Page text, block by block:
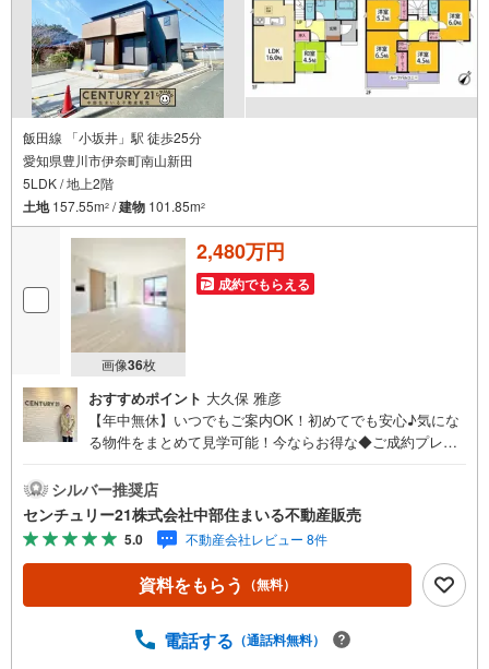
飯田線 「小坂井」駅 徒歩25分
愛知県豊川市伊奈町南山新田
5LDK / 地上2階
土地157.55m2 /建物 101.85m2
画像36枚
2,480万円
成約でもらえる
おすすめポイント 大久保 雅彦
【年中無休】いつでもご案内OK！初めてでも安心♪気にな
る物件をまとめて見学可能！今ならお得な◆ご成約プレゼ
いる不動産販売の強み西三河エリア・知多エリアを中心に
営業しています！地域密着で多数の物件を取り扱っており
ますので条件に合う物件をまとめてご案内できます。セン
チュリー21加盟店独自のネットワークにより、当社のみで
の取扱物件もございます。また、当社ではお家の売却やリ
フォームなどもご相談可能です！「今の家はいくらで売れ
い」など、物件のご紹介以外でも気になることがあればお
シルバー推奨店
センチュリー21株式会社中部住まいる不動産販売
5.0 不動産会社レビュー 8件
資料をもらう （無料）
電話する （通話料無料）